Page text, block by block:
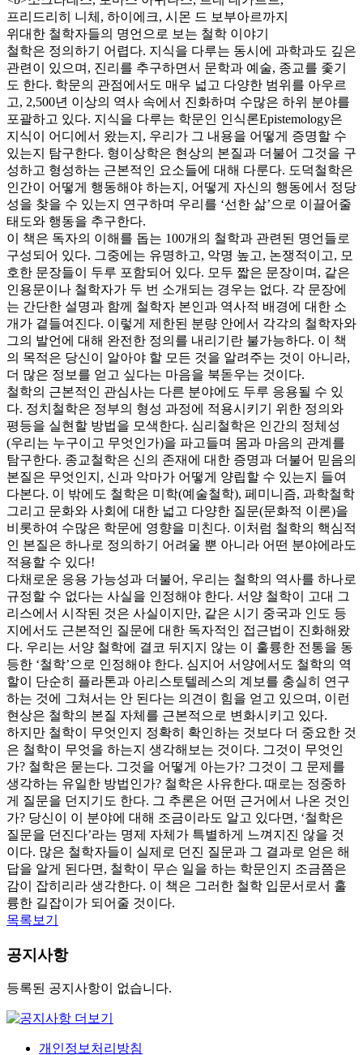
프리드리히 니체, 하이에크, 시몬 드 보부아르까지
위대한 철학자들의 명언으로 보는 철학 이야기
철학은 정의하기 어렵다. 지식을 다루는 동시에 과학과도 깊은
관련이 있으며, 진리를 추구하면서 문학과 예술, 종교를 좇기
도 한다. 학문의 관점에서도 매우 넓고 다양한 범위를 아우르
고, 2,500년 이상의 역사 속에서 진화하며 수많은 하위 분야를
포괄하고 있다. 지식을 다루는 학문인 인식론Epistemology은
지식이 어디에서 왔는지, 우리가 그 내용을 어떻게 증명할 수
있는지 탐구한다. 형이상학은 현상의 본질과 더불어 그것을 구
성하고 형성하는 근본적인 요소들에 대해 다룬다. 도덕철학은
인간이 어떻게 행동해야 하는지, 어떻게 자신의 행동에서 정당
성을 찾을 수 있는지 연구하며 우리를 ‘선한 삶’으로 이끌어줄
태도와 행동을 추구한다.
이 책은 독자의 이해를 돕는 100개의 철학과 관련된 명언들로
구성되어 있다. 그중에는 유명하고, 악명 높고, 논쟁적이고, 모
호한 문장들이 두루 포함되어 있다. 모두 짧은 문장이며, 같은
인용문이나 철학자가 두 번 소개되는 경우는 없다. 각 문장에
는 간단한 설명과 함께 철학자 본인과 역사적 배경에 대한 소
개가 곁들여진다. 이렇게 제한된 분량 안에서 각각의 철학자와
그의 발언에 대해 완전한 정의를 내리기란 불가능하다. 이 책
의 목적은 당신이 알아야 할 모든 것을 알려주는 것이 아니라,
더 많은 정보를 얻고 싶다는 마음을 북돋우는 것이다.
철학의 근본적인 관심사는 다른 분야에도 두루 응용될 수 있
다. 정치철학은 정부의 형성 과정에 적용시키기 위한 정의와
평등을 실현할 방법을 모색한다. 심리철학은 인간의 정체성
(우리는 누구이고 무엇인가)을 파고들며 몸과 마음의 관계를
탐구한다. 종교철학은 신의 존재에 대한 증명과 더불어 믿음의
본질은 무엇인지, 신과 악마가 어떻게 양립할 수 있는지 들여
다본다. 이 밖에도 철학은 미학(예술철학), 페미니즘, 과학철학
그리고 문화와 사회에 대한 넓고 다양한 질문(문화적 이론)을
비롯하여 수많은 학문에 영향을 미친다. 이처럼 철학의 핵심적
인 본질은 하나로 정의하기 어려울 뿐 아니라 어떤 분야에라도
적용할 수 있다!
다채로운 응용 가능성과 더불어, 우리는 철학의 역사를 하나로
규정할 수 없다는 사실을 인정해야 한다. 서양 철학이 고대 그
리스에서 시작된 것은 사실이지만, 같은 시기 중국과 인도 등
지에서도 근본적인 질문에 대한 독자적인 접근법이 진화해왔
다. 우리는 서양 철학에 결코 뒤지지 않는 이 훌륭한 전통을 동
등한 ‘철학’으로 인정해야 한다. 심지어 서양에서도 철학의 역
할이 단순히 플라톤과 아리스토텔레스의 계보를 충실히 연구
하는 것에 그쳐서는 안 된다는 의견이 힘을 얻고 있으며, 이런
현상은 철학의 본질 자체를 근본적으로 변화시키고 있다.
하지만 철학이 무엇인지 정확히 확인하는 것보다 더 중요한 것
은 철학이 무엇을 하는지 생각해보는 것이다. 그것이 무엇인
가? 철학은 묻는다. 그것을 어떻게 아는가? 그것이 그 문제를
생각하는 유일한 방법인가? 철학은 사유한다. 때로는 정중하
게 질문을 던지기도 한다. 그 추론은 어떤 근거에서 나온 것인
가? 당신이 이 분야에 대해 조금이라도 알고 있다면, ‘철학은
질문을 던진다’라는 명제 자체가 특별하게 느껴지진 않을 것
이다. 많은 철학자들이 실제로 던진 질문과 그 결과로 얻은 해
답을 알게 된다면, 철학이 무슨 일을 하는 학문인지 조금쯤은
감이 잡히리라 생각한다. 이 책은 그러한 철학 입문서로서 훌
륭한 길잡이가 되어줄 것이다.
목록보기
공지사항
등록된 공지사항이 없습니다.
개인정보처리방침